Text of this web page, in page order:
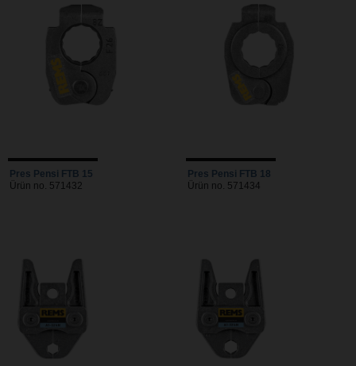
Pres Pensi FTB 15
Ürün no. 571432
Pres Pensi FTB 18
Ürün no. 571434